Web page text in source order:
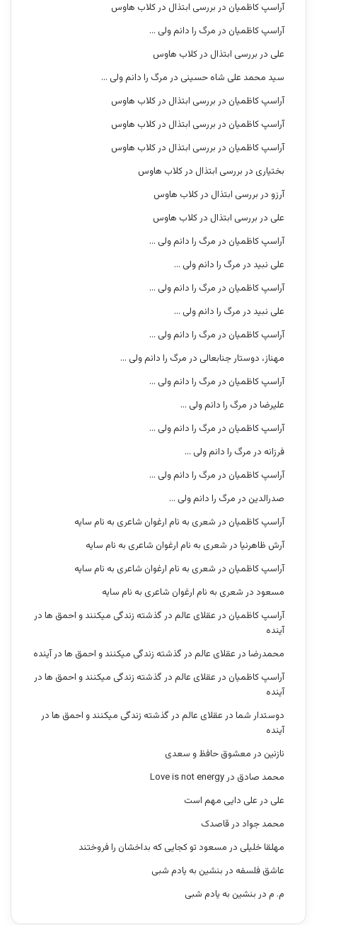
آراسپ کاظمیان در بررسی ابتذال در کلاب هاوس
آراسپ کاظمیان در مرگ را دانم ولی …
علی در بررسی ابتذال در کلاب هاوس
سید محمد علی شاه حسینی در مرگ را دانم ولی …
آراسپ کاظمیان در بررسی ابتذال در کلاب هاوس
آراسپ کاظمیان در بررسی ابتذال در کلاب هاوس
آراسپ کاظمیان در بررسی ابتذال در کلاب هاوس
بختیاری در بررسی ابتذال در کلاب هاوس
آرزو در بررسی ابتذال در کلاب هاوس
علی در بررسی ابتذال در کلاب هاوس
آراسپ کاظمیان در مرگ را دانم ولی …
علی نبید در مرگ را دانم ولی …
آراسپ کاظمیان در مرگ را دانم ولی …
علی نبید در مرگ را دانم ولی …
آراسپ کاظمیان در مرگ را دانم ولی …
مهناز، دوستار جنابعالی در مرگ را دانم ولی …
آراسپ کاظمیان در مرگ را دانم ولی …
علیرضا در مرگ را دانم ولی …
آراسپ کاظمیان در مرگ را دانم ولی …
فرزانه در مرگ را دانم ولی …
آراسپ کاظمیان در مرگ را دانم ولی …
صدرالدین در مرگ را دانم ولی …
آراسپ کاظمیان در شعری به نام ارغوان شاعری به نام سایه
آرش ظاهرنیا در شعری به نام ارغوان شاعری به نام سایه
آراسپ کاظمیان در شعری به نام ارغوان شاعری به نام سایه
مسعود در شعری به نام ارغوان شاعری به نام سایه
آراسپ کاظمیان در عقلای عالم در گذشته زندگی میکنند و احمق ها در
آینده
محمدرضا در عقلای عالم در گذشته زندگی میکنند و احمق ها در آینده
آراسپ کاظمیان در عقلای عالم در گذشته زندگی میکنند و احمق ها در
آینده
دوستدار شما در عقلای عالم در گذشته زندگی میکنند و احمق ها در
آینده
نازنین در معشوق حافظ و سعدی
محمد صادق درLove is not energy
علی در علی دایی مهم است
محمد جواد درقاصدک
مهلقا خلیلی در مسعود تو کجایی که بداخشان را فروختند
عاشق فلسفه در بنشین به یادم شبی
م. م در بنشین به یادم شبی